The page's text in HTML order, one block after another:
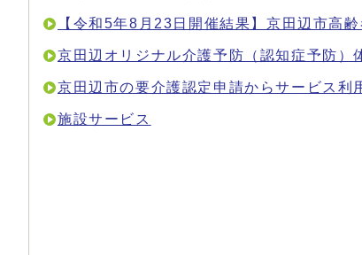
【令和5年8月23日開催結果】京田辺市高
京田辺オリジナル介護予防（認知症予防）
京田辺市の要介護認定申請からサービス利
施設サービス